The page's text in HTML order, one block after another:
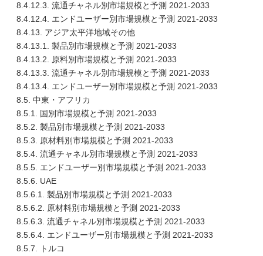
8.4.12.3. 流通チャネル別市場規模と予測 2021-2033
8.4.12.4. エンドユーザー別市場規模と予測 2021-2033
8.4.13. アジア太平洋地域その他
8.4.13.1. 製品別市場規模と予測 2021-2033
8.4.13.2. 原料別市場規模と予測 2021-2033
8.4.13.3. 流通チャネル別市場規模と予測 2021-2033
8.4.13.4. エンドユーザー別市場規模と予測 2021-2033
8.5. 中東・アフリカ
8.5.1. 国別市場規模と予測 2021-2033
8.5.2. 製品別市場規模と予測 2021-2033
8.5.3. 原材料別市場規模と予測 2021-2033
8.5.4. 流通チャネル別市場規模と予測 2021-2033
8.5.5. エンドユーザー別市場規模と予測 2021-2033
8.5.6. UAE
8.5.6.1. 製品別市場規模と予測 2021-2033
8.5.6.2. 原材料別市場規模と予測 2021-2033
8.5.6.3. 流通チャネル別市場規模と予測 2021-2033
8.5.6.4. エンドユーザー別市場規模と予測 2021-2033
8.5.7. トルコ